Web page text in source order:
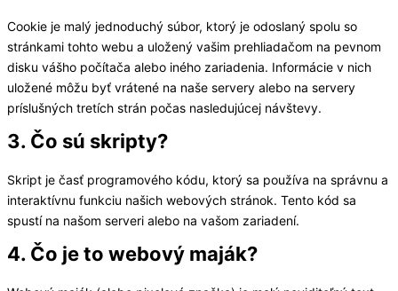
Cookie je malý jednoduchý súbor, ktorý je odoslaný spolu so
stránkami tohto webu a uložený vašim prehliadačom na pevnom
disku vášho počítača alebo iného zariadenia. Informácie v nich
uložené môžu byť vrátené na naše servery alebo na servery
príslušných tretích strán počas nasledujúcej návštevy.
3. Čo sú skripty?
Skript je časť programového kódu, ktorý sa používa na správnu a
interaktívnu funkciu našich webových stránok. Tento kód sa
spustí na našom serveri alebo na vašom zariadení.
4. Čo je to webový maják?